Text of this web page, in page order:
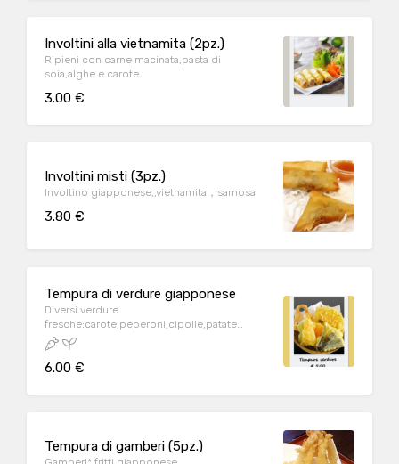
Involtini alla vietnamita (2pz.)
Ripieni con carne macinata,pasta di
soia,alghe e carote
3.00 €
Involtini misti (3pz.)
Involtino giapponese,,vietnamita，samosa
3.80 €
Tempura di verdure giapponese
Diversi verdure
fresche:carote,peperoni,cipolle,patate
dolci...fritti
6.00 €
Tempura di gamberi (5pz.)